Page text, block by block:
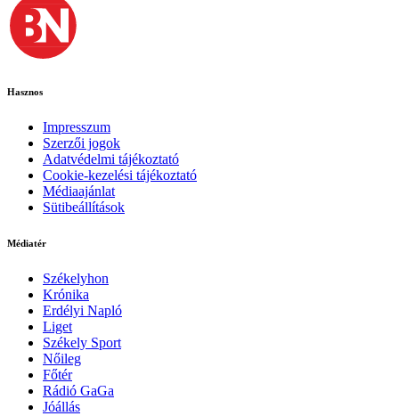
Hasznos
Impresszum
Szerzői jogok
Adatvédelmi tájékoztató
Cookie-kezelési tájékoztató
Médiaajánlat
Sütibeállítások
Médiatér
Székelyhon
Krónika
Erdélyi Napló
Liget
Székely Sport
Nőileg
Főtér
Rádió GaGa
Jóállás